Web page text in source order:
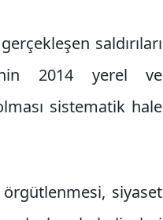
saldırıları
2014 yerel ve
sistematik hale
siyaset